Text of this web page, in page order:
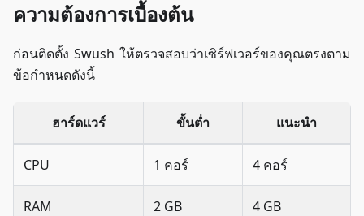
ความต้องการเบื้องต้น
ก่อนติดตั้ง Swush ให้ตรวจสอบว่าเซิร์ฟเวอร์ของคุณตรงตาม
ข้อกำหนดดังนี้
ฮาร์ดแวร์ ขั้นต่ำ แนะนำ
CPU 1 คอร์ 4 คอร์
RAM 2 GB 4 GB